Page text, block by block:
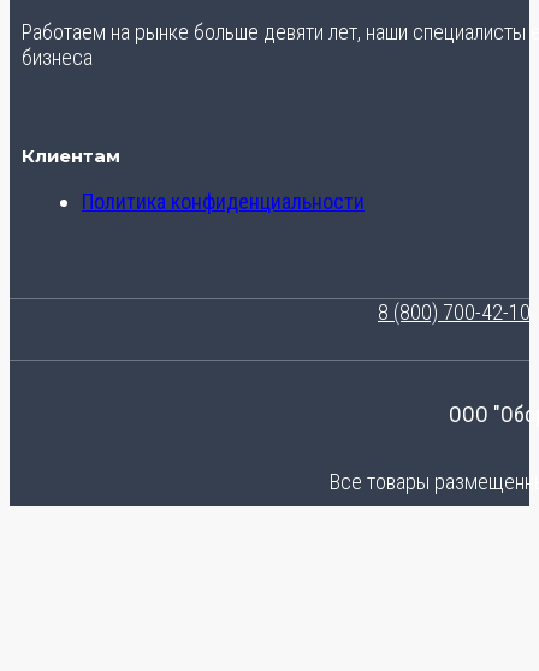
Работаем на рынке больше девяти лет, наши
бизнеса
Клиентам
Политика конфиденциальности
8 (800) 700-42-10
ООО
Все товары